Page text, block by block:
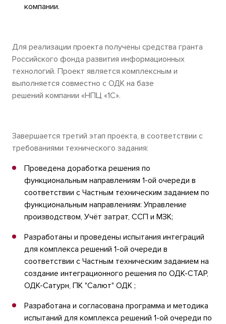
компании.
Для реализации проекта получены средства гранта
Российского фонда развития информационных
технологий. Проект является комплексным и
выполняется совместно с ОДК на базе
решений компании «НПЦ «1С».
Завершается третий этап проекта, в соответствии с
требованиями технического задания:
Проведена доработка решения по
функциональным направлениям 1-ой очереди в
соответствии с Частным техническим заданием по
функциональным направлениям: Управление
производством, Учёт затрат, ССП и МЗК;
Разработаны и проведены испытания интеграций
для комплекса решений 1-ой очереди в
соответствии с Частным техническим заданием на
создание интеграционного решения по ОДК-СТАР,
ОДК-Сатурн, ПК "Салют" ОДК ;
Разработана и согласована программа и методика
испытаний для комплекса решений 1-ой очереди по